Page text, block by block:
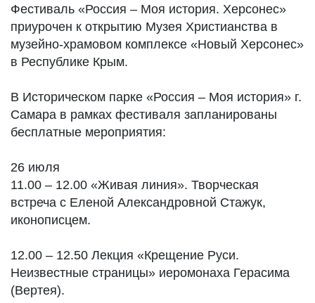
Фестиваль «Россия – Моя история. Херсонес»
приурочен к открытию Музея Христианства в
музейно-храмовом комплексе «Новый Херсонес»
в Республике Крым.
В Историческом парке «Россия – Моя история» г.
Самара в рамках фестиваля запланированы
бесплатные мероприятия:
26 июля
11.00 – 12.00 «Живая линия». Творческая
встреча с Еленой Александровной Стажук,
иконописцем.
12.00 – 12.50 Лекция «Крещение Руси.
Неизвестные страницы» иеромонаха Герасима
(Вертея).